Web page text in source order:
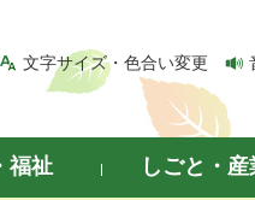
文字サイズ・色合い変更
福祉 しごと・産